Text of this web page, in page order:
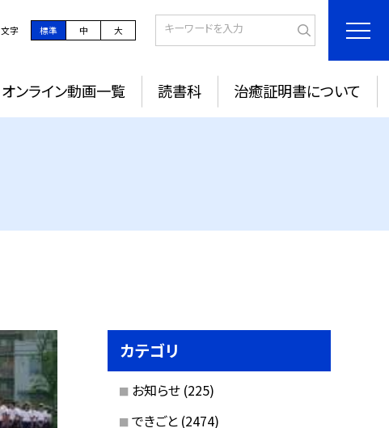
文字 標準 中 大
オンライン動画一覧 読書科 治癒証明書について
カテゴリ
お知らせ (225)
できごと (2474)